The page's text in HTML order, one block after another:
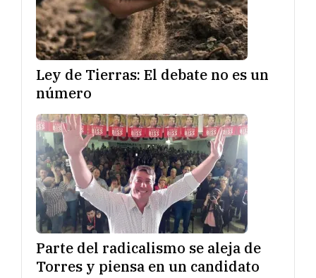
Ley de Tierras: El debate no es un
número
Parte del radicalismo se aleja de
Torres y piensa en un candidato